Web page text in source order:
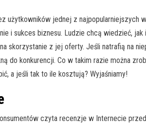
użytkowników jednej z najpopularniejszych
i sukces biznesu. Ludzie chcą wiedzieć, jak
skorzystanie z jej oferty. Jeśli natrafią na
do konkurencji. Co w takim razie można
a jeśli tak to ile kosztują? Wyjaśniamy!
czyta recenzje w Internecie